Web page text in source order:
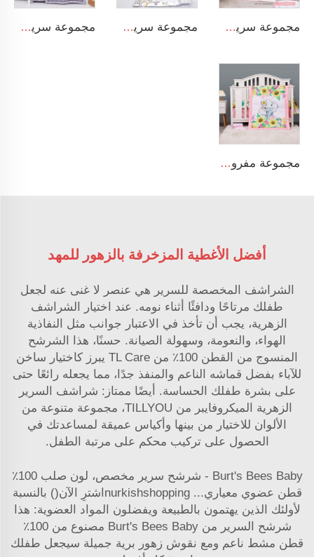
مجموعة سرير أطفال مصنوعة من القطن العضوي 100% للبنات بلون وردي مع غطاء بتصميم أرنب كرتوني مجموعة سرير أطفال بتصميم غزال كرتوني تحتوي على ملاءة وغطاء ومفارش سريرية لسرير الأطفال مجموعة سرير أطفال بتصميم أسد كرتوني مصنوعة من القطن 100% لمجموعة سرير الأطفال للصبيان
مجموعة مفروشات سرير الطفل المكونة من 3 قطع: بطانية، وشاح مطاطي، وتنورة سرير
أفضل الأغطية المزخرفة بالزهور للمهد
الشراشف المخصصة للسرير هي عنصر لا غنى عنه لجعل
طفلك مرتاحًا ودافئًا أثناء نومه. عند اختيار الشراشف
الزهرية، يجب أن تأخذ في الاعتبار جوانب مثل النفاذية
الهواء، والنعومة، وسهولة الصيانة. حسنًا، هذا الشرشح
المنسوج من القطن 100٪ من TL Care يبرز كاختيار ساخن
للآباء بفضل قماشه الناعم والمنفذ جدًا، مما يجعله رائعًا حتى
على بشرة طفلك الحساسة. أيضًا ممتاز: شراشف السرير
الزهرية الميكروفايبر من TILLYOU، مجموعة متنوعة من
الألوان للاختيار من بينها وأكياس عميقة لمساعدتك في
الحصول على تركيب محكم على مرتبة الطفل.
Burt's Bees Baby - شرشح سرير مخصص، لون صلب 100٪
قطن عضوي معياري... nurkishshoppingاشترِ الآن() بالنسبة
لأولئك الذين يهتمون بالطبيعة ويفضلون المواد العضوية: هذا
شرشح السرير من Burt's Bees Baby مصنوع من 100٪
قطن مشط ناعم ومع نقوش زهور برية جميلة سيجعل طفلك